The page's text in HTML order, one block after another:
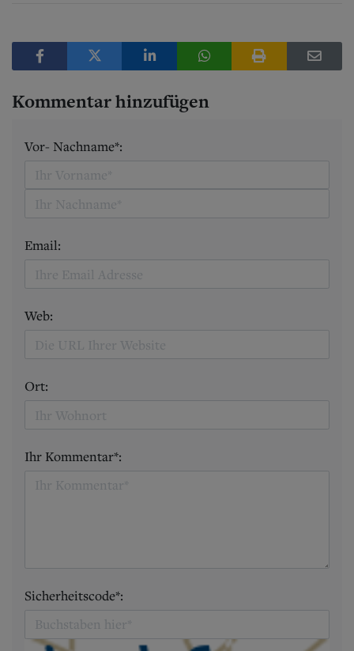
Kommentar hinzufügen
Vor- Nachname*:
Email:
Web:
Ort:
Ihr Kommentar*:
Sicherheitscode*: